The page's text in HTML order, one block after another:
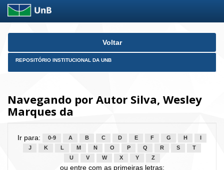
Skip
Voltar
REPOSITÓRIO INSTITUCIONAL DA UNB
Navegando por Autor Silva, Wesley
Marques da
Ir para: 0-9 A B C D E F G H
J
K L M N O P Q R S
T
U
V W X Y Z
ou entre com as primeiras letras: